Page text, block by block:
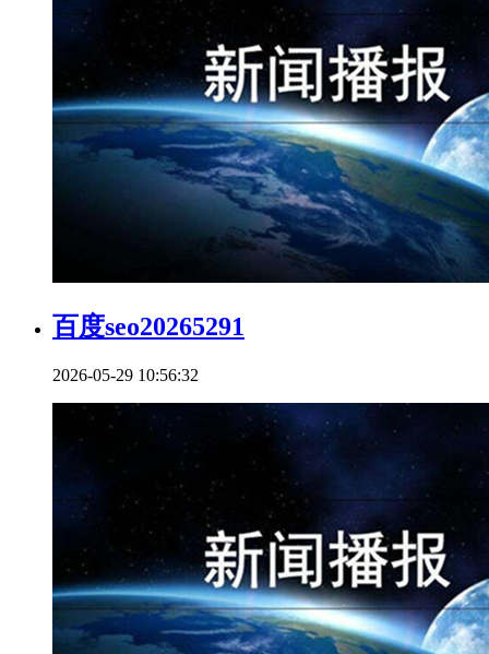
百度seo20265291
2026-05-29 10:56:32